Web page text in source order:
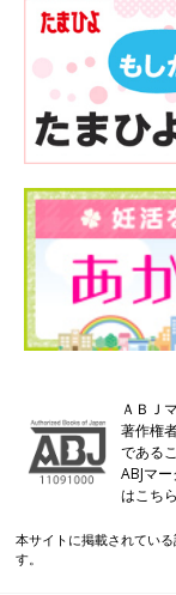
ＡＢＪ
著作権
である
ABJマ
はこ
本サイトに掲載されてい
す。